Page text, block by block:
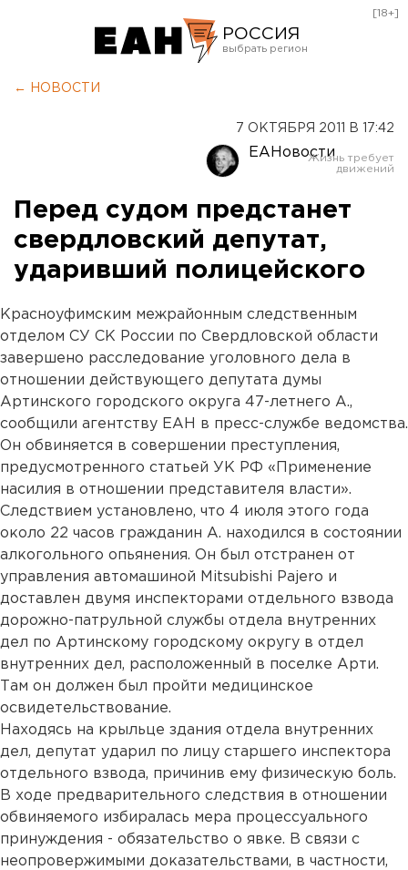
РОССИЯ
Оренбург
[18+]
← НОВОСТИ
7 ОКТЯБРЯ 2011 В 17:42
ЕАНовости
Перед судом предстанет
свердловский депутат,
ударивший полицейского
Красноуфимским межрайонным следственным
отделом СУ СК России по Свердловской области
завершено расследование уголовного дела в
отношении действующего депутата думы
Артинского городского округа 47-летнего А.,
сообщили агентству ЕАН в пресс-службе ведомства.
Он обвиняется в совершении преступления,
предусмотренного статьей УК РФ «Применение
насилия в отношении представителя власти».
Следствием установлено, что 4 июля этого года
около 22 часов гражданин А. находился в состоянии
алкогольного опьянения. Он был отстранен от
управления автомашиной Mitsubishi Pajero и
доставлен двумя инспекторами отдельного взвода
дорожно-патрульной службы отдела внутренних
дел по Артинскому городскому округу в отдел
внутренних дел, расположенный в поселке Арти.
Там он должен был пройти медицинское
освидетельствование.
Находясь на крыльце здания отдела внутренних
дел, депутат ударил по лицу старшего инспектора
отдельного взвода, причинив ему физическую боль.
В ходе предварительного следствия в отношении
обвиняемого избиралась мера процессуального
принуждения - обязательство о явке. В связи с
неопровержимыми доказательствами, в частности,